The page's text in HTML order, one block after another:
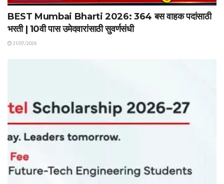
BEST Mumbai Bharti 2026: 364 बस वाहक पदांसाठी
भरती | 10वी पास उमेदवारांसाठी सुवर्णसंधी
21/07/2026